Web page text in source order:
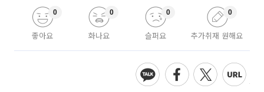
좋아요
0
화나요
0
슬퍼요
0
추가취재 원해요
0